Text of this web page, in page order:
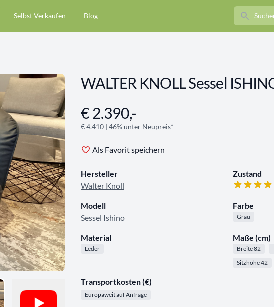
Selbst Verkaufen Blog Search
WALTER KNOLL Sessel
Angebotsinformationen
€ 2.390,-
€ 4.410 | 46% unter Neupreis*
Als Favorit speichern
Hersteller
Walter Knoll
Zustand
Modell
Sessel Ishino
Farbe
Grau
Material
Leder
Maße (cm)
Breite 82
Sitzhöhe 42
Transportkosten (€)
Europaweit auf Anfrage